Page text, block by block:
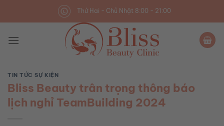
Thứ Hai - Chủ Nhật 8:00 - 21:00
TIN TỨC SỰ KIỆN
Bliss Beauty trân trọng thông báo
lịch nghỉ TeamBuilding 2024